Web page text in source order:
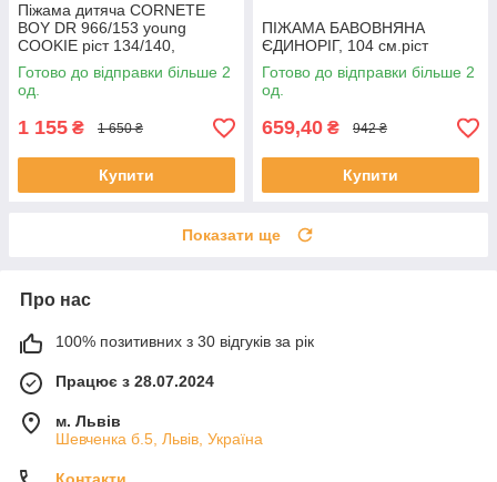
Піжама дитяча CORNETE
BOY DR 966/153 young
COOKIE ріст 134/140,
146/152
Готово до відправки більше 2
од.
1 155 ₴ 1 650 ₴
Купити
ПІЖАМА БАВОВНЯНА
ЄДИНОРІГ, 104 см.ріст
Готово до відправки більше 2
од.
659,40 ₴ 942 ₴
Купити
Показати ще
Про нас
100% позитивних з 30 відгуків за рік
Працює з 28.07.2024
м. Львів
Шевченка б.5, Львів, Україна